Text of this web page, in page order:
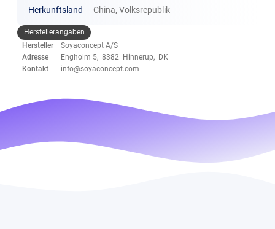
Herkunftsland China, Volksrepublik
Herstellerangaben
Hersteller
Soyaconcept A/S
Adresse
Engholm 5, 8382 Hinnerup, DK
Kontakt
info@soyaconcept.com